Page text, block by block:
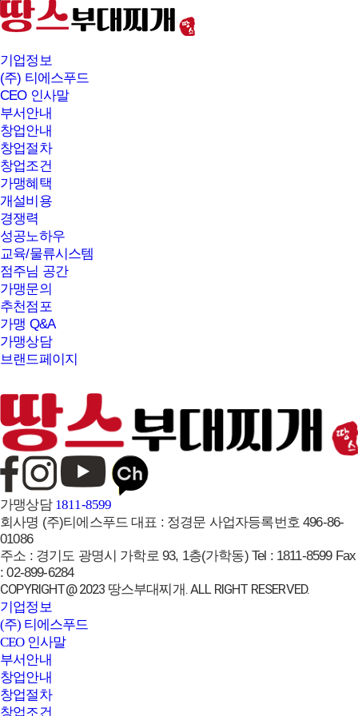
본문바로가기
기업정보
(주) 티에스푸드
CEO 인사말
부서안내
창업안내
창업절차
창업조건
가맹혜택
개설비용
경쟁력
성공노하우
교육/물류시스템
점주님 공간
가맹문의
추천점포
가맹 Q&A
가맹상담
브랜드페이지
가맹상담 1811-8599
회사명 (주)티에스푸드 대표 : 정경문 사업자등록번호 496-86-
01086
주소 : 경기도 광명시 가학로 93, 1층(가학동) Tel : 1811-8599 Fax
:02-899-6284
COPYRIGHT@ 2023 땅스부대찌개. ALL RIGHT RESERVED.
기업정보
(주) 티에스푸드
CEO 인사말
부서안내
창업안내
창업절차
창업조건